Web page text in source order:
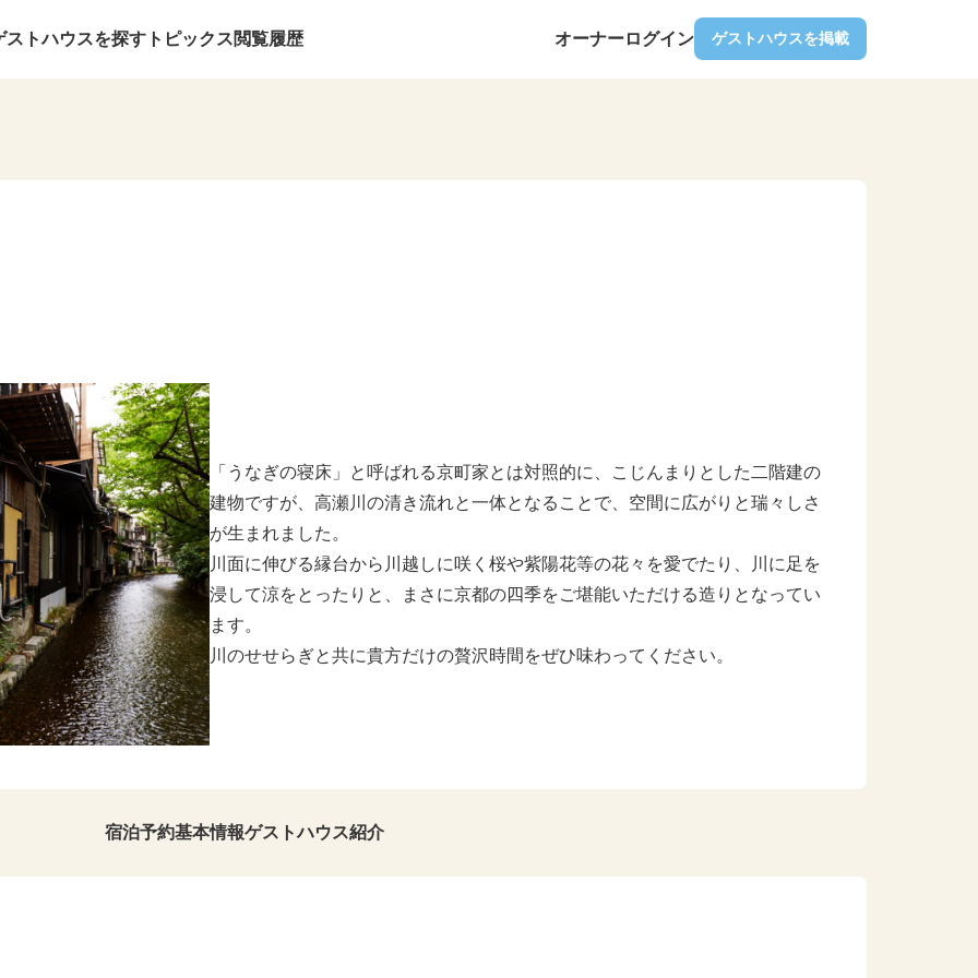
ストハウスを探す トピックス閲覧履歴 オーナーログイン ゲストハウスを掲載
「うなぎの寝床」と呼ばれる京町家とは対照的に、こじんまりとした二階建の
建物ですが、高瀬川の清き流れと一体となることで、空間に広がりと瑞々しさ
が生まれました。
川面に伸びる縁台から川越しに咲く桜や紫陽花等の花々を愛でたり、川に足を
浸して涼をとったりと、まさに京都の四季をご堪能いただける造りとなってい
ます。
川のせせらぎと共に貴方だけの贅沢時間をぜひ味わってください。
宿泊予約基本情報ゲストハウス紹介